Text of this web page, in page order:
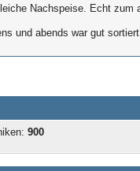
Nachspeise. Echt zum
und abends war gut sortiert
900